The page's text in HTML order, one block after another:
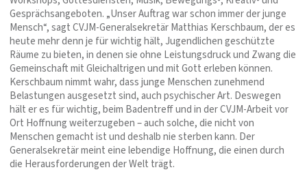
Gesprächsangeboten. „Unser Auftrag war schon immer der junge
Mensch“, sagt CVJM-Generalsekretär Matthias Kerschbaum, der es
heute mehr denn je für wichtig hält, Jugendlichen geschützte
Räume zu bieten, in denen sie ohne Leistungsdruck und Zwang die
Gemeinschaft mit Gleichaltrigen und mit Gott erleben können.
Kerschbaum nimmt wahr, dass junge Menschen zunehmend
Belastungen ausgesetzt sind, auch psychischer Art. Deswegen
hält er es für wichtig, beim Badentreff und in der CVJM-Arbeit vor
Ort Hoffnung weiterzugeben – auch solche, die nicht von
Menschen gemacht ist und deshalb nie sterben kann. Der
Generalsekretär meint eine lebendige Hoffnung, die einen durch
die Herausforderungen der Welt trägt.